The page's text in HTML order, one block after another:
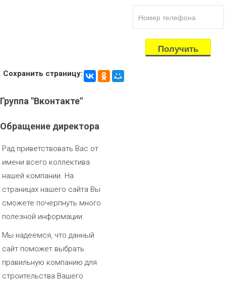
Сохранить страницу:
Группа "Вконтакте"
Обращение директора
Рад приветствовать Вас от
имени всего коллектива
нашей компании. На
страницах нашего сайта Вы
сможете почерпнуть много
полезной информации.
Мы надеемся, что данный
сайт поможет выбрать
правильную компанию для
строительства Вашего